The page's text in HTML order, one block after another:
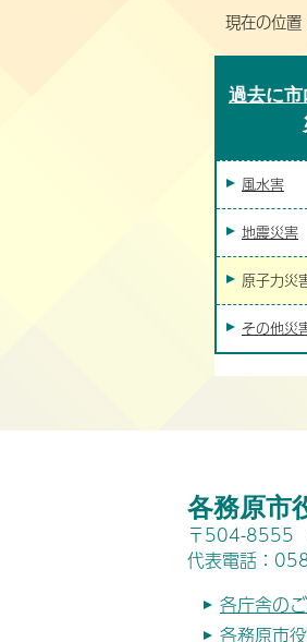
現在の位置
過去に
風水害
地震災害
原子力災
その他災
各務原市
〒504-8555
代表電話：
各庁舎の
各務原市